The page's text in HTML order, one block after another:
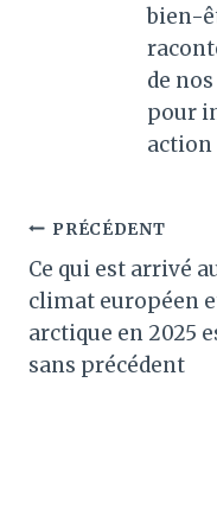
bien-
de
pour
action
Navigation
de
l’article
PRÉCÉDENT
Ce qui est arrivé
climat européen
arctique en 2025
sans précédent